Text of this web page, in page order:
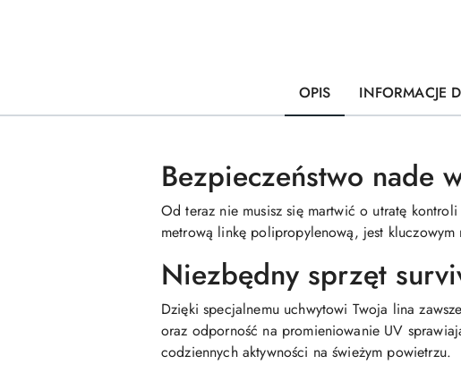
OPIS INFORMACJE
Bezpieczeństwo nade
Od teraz nie musisz się martwić o utratę
metrową linkę polipropylenową, jest
Niezbędny sprzęt
Dzięki specjalnemu uchwytowi Twoja lina
oraz odporność na promieniowanie UV
codziennych aktywności na świeżym powietrzu.